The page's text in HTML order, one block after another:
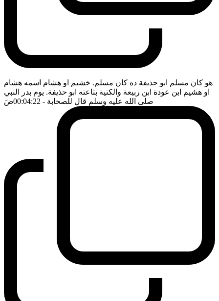
هو كان مسلم ابو حذيفة ده كان مسلم. خشيم او هشام اسمه هشام
او هشيم ابن عودة ابن ربيعة والكنية بتاعته ابو حذيفة. يوم بدر النبي
صلى الله عليه وسلم قال للصحابة - 00:04:22 ضَ